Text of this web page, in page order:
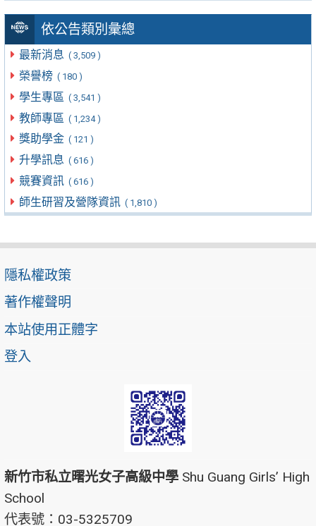
依公告類別彙總
最新消息 ( 3,509 )
榮譽榜 ( 180 )
學生專區 ( 3,541 )
教師專區 ( 1,234 )
獎助學金 ( 121 )
升學訊息 ( 616 )
競賽資訊 ( 616 )
師生研習及營隊資訊 ( 1,810 )
隱私權政策
著作權聲明
本站使用正體字
登入
新竹市私立曙光女子高級中學 Shu Guang Girls’ High
School
代表號：03-5325709